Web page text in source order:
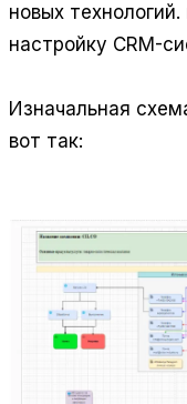
новых
настройку CRM-
Изначальная
вот так: